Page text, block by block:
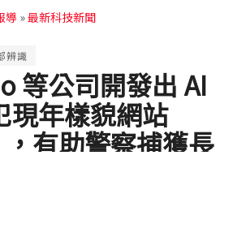
導 »最新科技新聞
辨識
等公司開發出 AI
現年樣貌網站
，有助警察捕獲長